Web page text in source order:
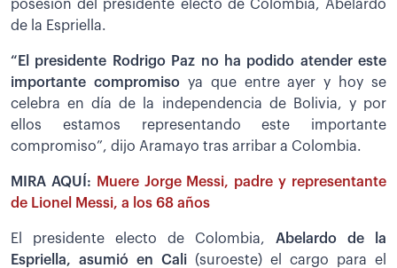
posesión del presidente electo de Colombia, Abelardo
de la Espriella.
“El presidente Rodrigo Paz no ha podido atender este
importante compromisoya que entre ayer y hoy se
celebra en día de la independencia de Bolivia, y por
ellos estamos representando este importante
compromiso”, dijo Aramayo tras arribar a Colombia.
MIRA AQUÍ:
Muere Jorge Messi, padre y representante
de Lionel Messi, a los 68 años
El presidente electo de Colombia, Abelardo de la
Espriella, asumió en Cali (suroeste) el cargo para el